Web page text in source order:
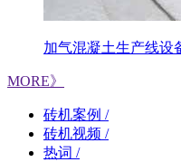
加气混凝土生产线设
MORE》
砖机案例 /
砖机视频 /
热词 /